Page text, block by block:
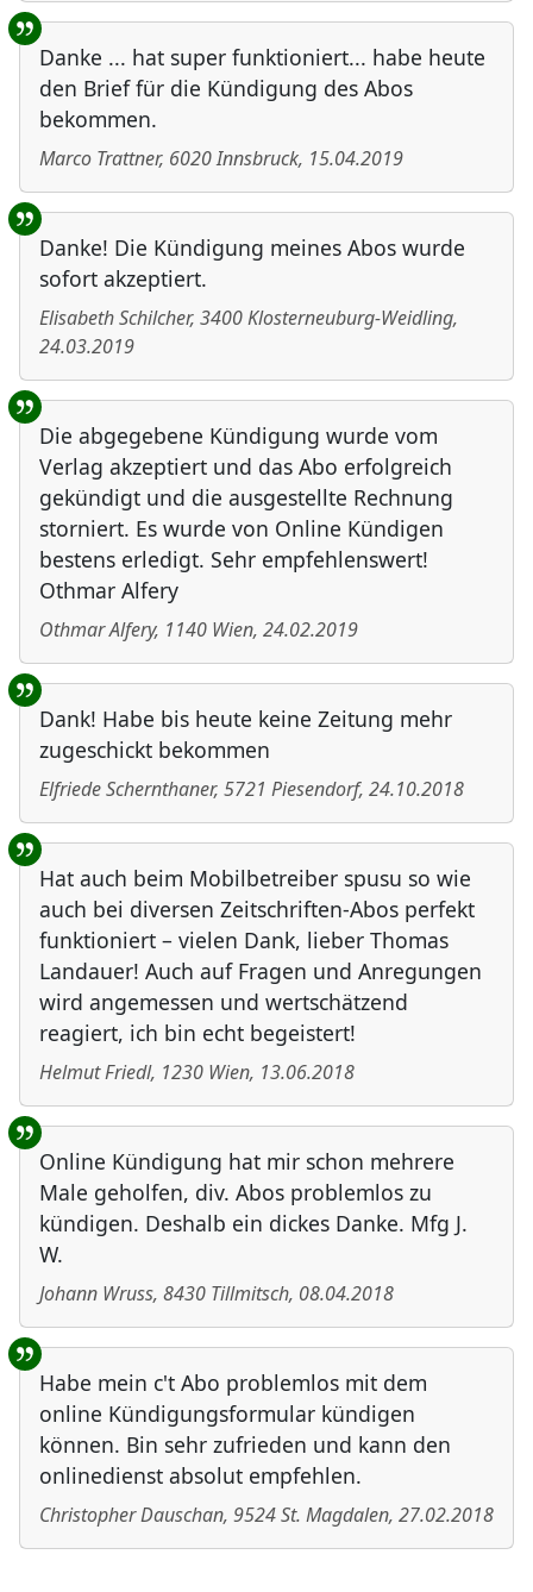
Danke ... hat super funktioniert... habe heute
den Brief für die Kündigung des Abos
bekommen.
Marco Trattner, 6020Innsbruck, 15.04.2019
Danke! Die Kündigung meines Abos wurde
sofort akzeptiert.
Elisabeth Schilcher, 3400Klosterneuburg-Weidling,
24.03.2019
Die abgegebene Kündigung wurde vom
Verlag akzeptiert und das Abo erfolgreich
gekündigt und die ausgestellte Rechnung
storniert. Es wurde von Online Kündigen
bestens erledigt. Sehr empfehlenswert!
Othmar Alfery
Othmar Alfery, 1140 Wien, 24.02.2019
Dank! Habe bis heute keine Zeitung mehr
zugeschickt bekommen
Elfriede Schernthaner, 5721 Piesendorf, 24.10.2018
Hat auch beim Mobilbetreiber spusu so wie
auch bei diversen Zeitschriften-Abos perfekt
funktioniert – vielen Dank, lieber Thomas
Landauer! Auch auf Fragen und Anregungen
wird angemessen und wertschätzend
reagiert, ich bin echt begeistert!
Helmut Friedl, 1230 Wien, 13.06.2018
Online Kündigung hat mir schon mehrere
Male geholfen, div. Abos problemlos zu
kündigen. Deshalb ein dickes Danke. Mfg J.
W.
Johann Wruss, 8430 Tillmitsch, 08.04.2018
Habe mein c't Abo problemlos mit dem
online Kündigungsformular kündigen
können. Bin sehr zufrieden und kann den
onlinedienst absolut empfehlen.
Christopher Dauschan, 9524St. Magdalen, 27.02.2018